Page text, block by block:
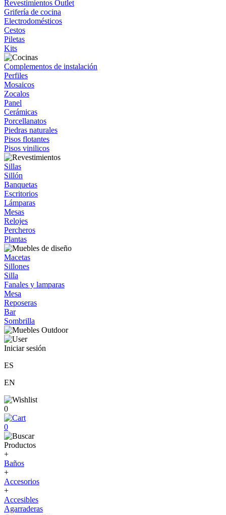
Revestimientos Outlet
Grifería de cocina
Electrodomésticos
Cestos
Piletas
Kits
Complementos de instalación
Perfiles
Mosaicos
Zocalos
Panel
Cerámicas
Porcellanatos
Piedras naturales
Pisos flotantes
Pisos vinilicos
Sillas
Sillón
Banquetas
Escritorios
Lámparas
Mesas
Relojes
Percheros
Plantas
Macetas
Sillones
Silla
Fanales y lamparas
Mesa
Reposeras
Bar
Sombrilla
Iniciar sesión
ES
EN
0
0
Productos
+
Baños
+
Accesorios
+
Accesibles
Agarraderas